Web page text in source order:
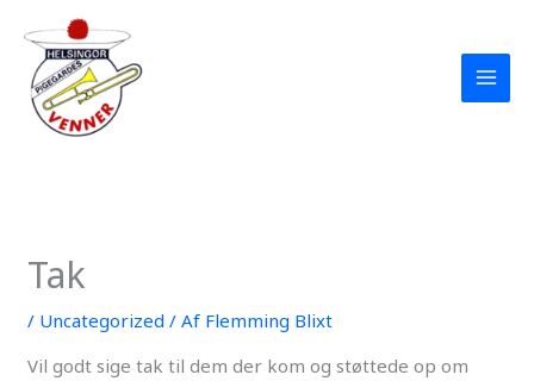
indholdet
Tak
/ Uncategorized / Af Flemming Blixt
Vil godt sige tak til dem der kom og støttede op om